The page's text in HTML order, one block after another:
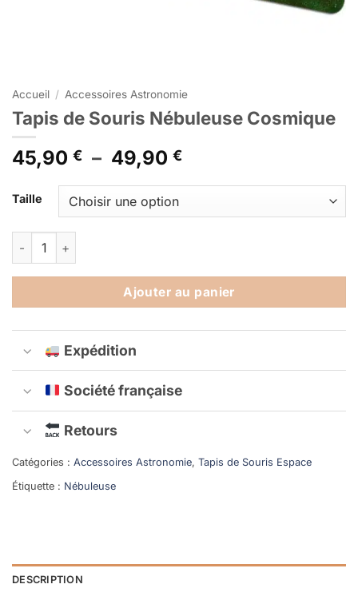
Accueil / Accessoires Astronomie
Tapis de Souris Nébuleuse Cosmique
45,90 € – 49,90 €Plage
45,90 €
Taille
quantité de Tapis de Souris Nébuleuse Cosmique
Ajouter au panier
Alternative:
Expédition
Société française
Retours
Catégories : Accessoires Astronomie, Tapis de Souris Espace
Étiquette : Nébuleuse
DESCRIPTION